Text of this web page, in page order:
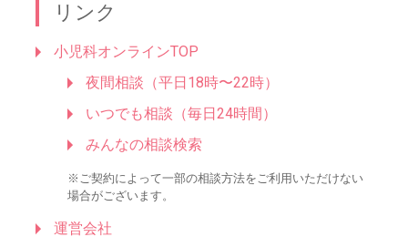
リンク
小児科オンラインTOP
夜間相談（平日18時〜22時）
いつでも相談（毎日24時間）
みんなの相談検索
※ご契約によって一部の相談方法をご利用いただけない
場合がございます。
運営会社